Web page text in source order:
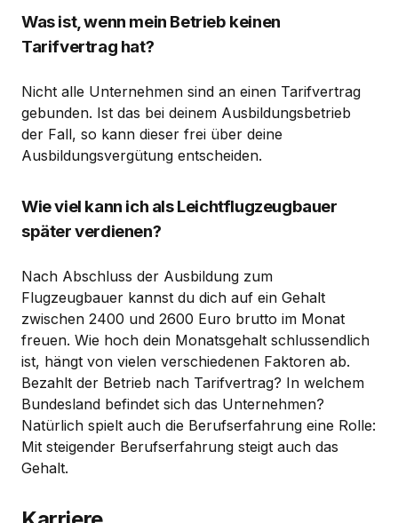
Was ist, wenn mein Betrieb keinen
Tarifvertrag hat?
Nicht alle Unternehmen sind an einen Tarifvertrag
gebunden. Ist das bei deinem Ausbildungsbetrieb
der Fall, so kann dieser frei über deine
Ausbildungsvergütung entscheiden.
Wie viel kann ich als Leichtflugzeugbauer
später verdienen?
Nach Abschluss der Ausbildung zum
Flugzeugbauer kannst du dich auf ein Gehalt
zwischen 2400 und 2600 Euro brutto im Monat
freuen. Wie hoch dein Monatsgehalt schlussendlich
ist, hängt von vielen verschiedenen Faktoren ab.
Bezahlt der Betrieb nach Tarifvertrag? In welchem
Bundesland befindet sich das Unternehmen?
Natürlich spielt auch die Berufserfahrung eine Rolle:
Mit steigender Berufserfahrung steigt auch das
Gehalt.